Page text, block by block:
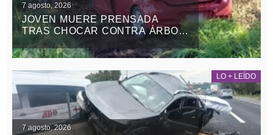
7 agosto, 2026
JOVEN MUERE PRENSADA
TRAS CHOCAR CONTRA ÁRBOL
EN LA APIZACO-TLAXCO, EN
ATLANGATEPEC
LO + LEÍDO
7 agosto, 2026